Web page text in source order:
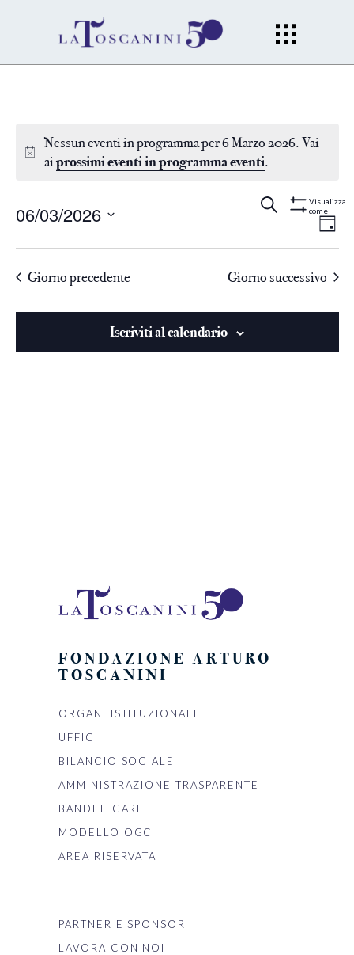
Nessun eventi in programma per 6 Marzo 2026. Vai
aiprossimi eventi in programma eventi.
Eventi
e
Cerca
Mostra
Visualizza
come
06/03/2026
data.Giorno precedente Giorno successivo
Iscriviti al calendario
FONDAZIONE ARTURO
TOSCANINI
ORGANI ISTITUZIONALI
UFFICI
BILANCIO SOCIALE
AMMINISTRAZIONE TRASPARENTE
BANDI E GARE
MODELLO OGC
AREA RISERVATA
PARTNER E SPONSOR
LAVORA CON NOI